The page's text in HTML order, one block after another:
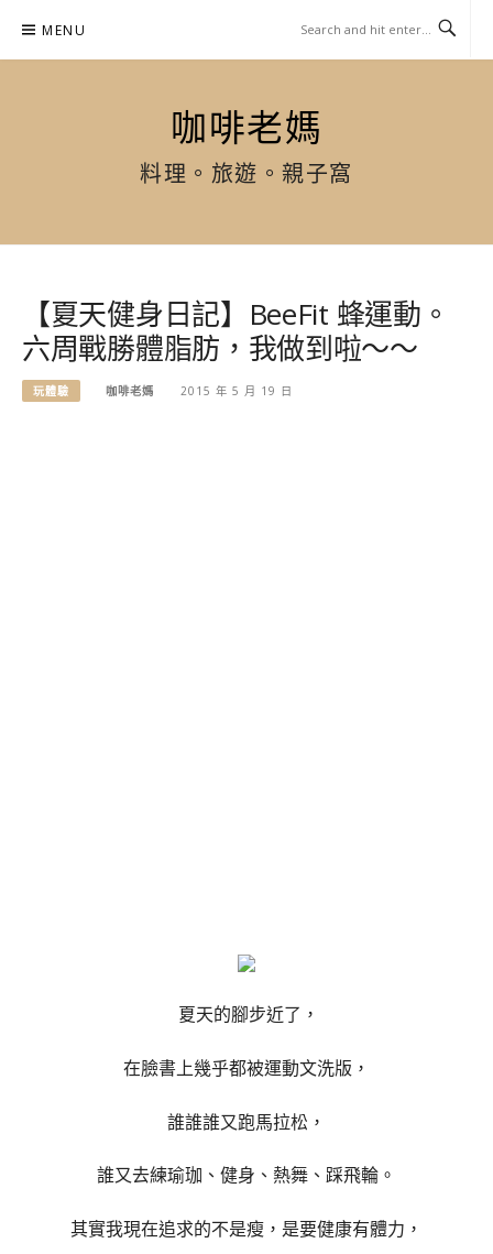
content
MENU
咖啡老媽
料理。旅遊。親子窩
【夏天健身日記】BeeFit 蜂運動。
六周戰勝體脂肪，我做到啦～～
玩體驗 咖啡老媽 2015 年 5 月 19 日
夏天的腳步近了，
在臉書上幾乎都被運動文洗版，
誰誰誰又跑馬拉松，
誰又去練瑜珈、健身、熱舞、踩飛輪。
其實我現在追求的不是瘦，是要健康有體力，